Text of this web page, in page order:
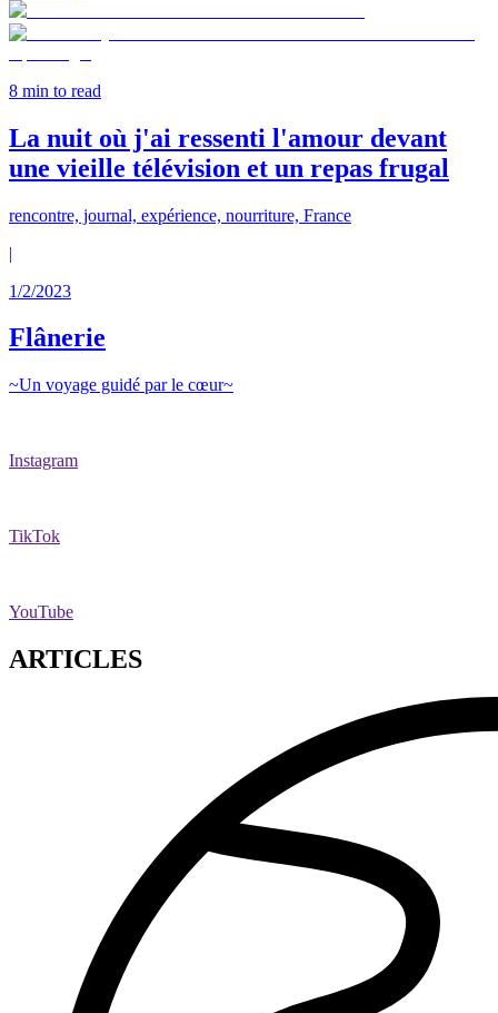
8 min to read
La nuit où j'ai ressenti l'amour devant
une vieille télévision et un repas frugal
rencontre, journal, expérience, nourriture, France
|
1/2/2023
Flânerie
~Un voyage guidé par le cœur~
Instagram
TikTok
YouTube
ARTICLES